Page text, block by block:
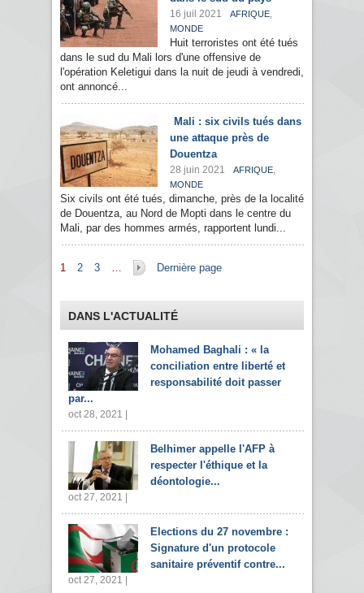
16 juil 2021 AFRIQUE,
MONDE
Huit terroristes ont été tués
dans le sud du Mali lors d'une offensive de
l'opération Keletigui dans la nuit de jeudi à vendredi,
ont annoncé...
Mali : six civils tués dans
une attaque près de
Douentza
28 juin 2021 AFRIQUE,
MONDE
Six civils ont été tués, dimanche, près de la localité
de Douentza, au Nord de Mopti dans le centre du
Mali, par des hommes armés, rapportent lundi...
Pages
1 2 3 … Dernière page
DANS L'ACTUALITÉ
Mohamed Baghali : « la
conciliation entre liberté et
responsabilité doit passer
par...
oct 28, 2021 |
Belhimer appelle l'AFP à
respecter l'éthique et la
déontologie...
oct 27, 2021 |
Elections du 27 novembre :
Signature d'un protocole
sanitaire préventif contre...
oct 27, 2021 |